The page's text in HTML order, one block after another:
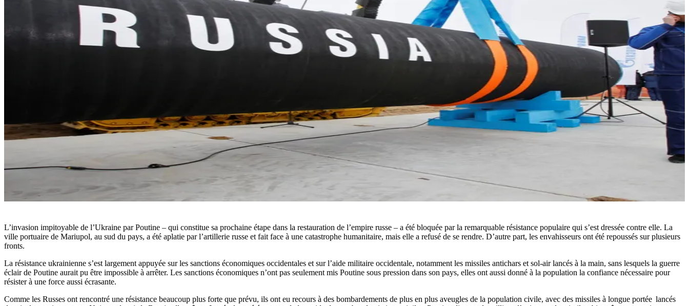
L’invasion impitoyable de l’Ukraine par Poutine – qui constitue sa prochaine étape dans la restauration de l’empire russe – a été bloquée par la remarquable résistance populaire qui s’est dressée contre elle. La
ville portuaire de Mariupol, au sud du pays, a été aplatie par l’artillerie russe et fait face à une catastrophe humanitaire, mais elle a refusé de se rendre. D’autre part, les envahisseurs ont été repoussés sur plusieurs
fronts.
La résistance ukrainienne s’est largement appuyée sur les sanctions économiques occidentales et sur l’aide militaire occidentale, notamment les missiles antichars et sol-air lancés à la main, sans lesquels la guerre
éclair de Poutine aurait pu être impossible à arrêter. Les sanctions économiques n’ont pas seulement mis Poutine sous pression dans son pays, elles ont aussi donné à la population la confiance nécessaire pour
résister à une force aussi écrasante.
Comme les Russes ont rencontré une résistance beaucoup plus forte que prévu, ils ont eu recours à des bombardements de plus en plus aveugles de la population civile, avec des missiles à longue portée lancés